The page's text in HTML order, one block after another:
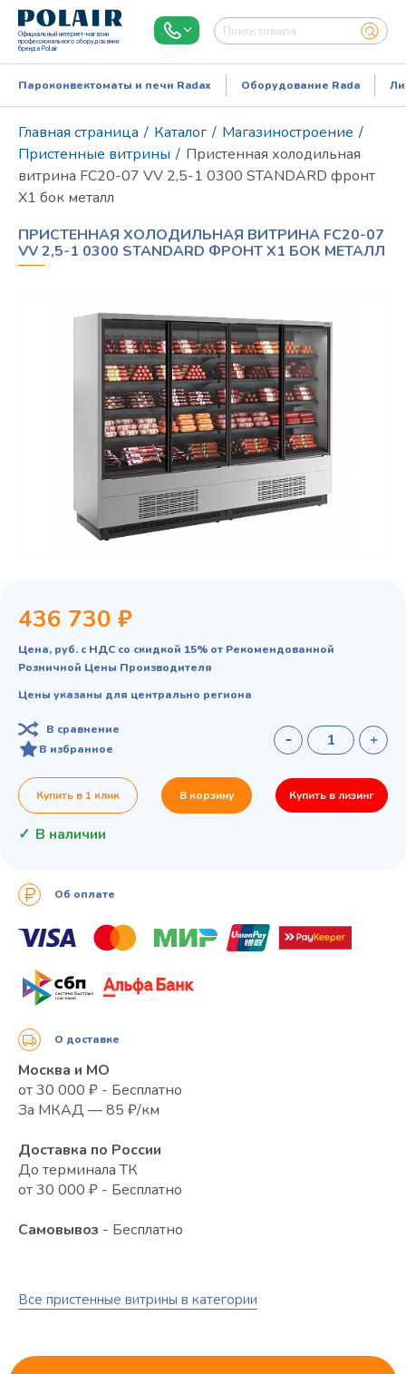
Официальный интернет-магазин
профессионального оборудования
бренда Polair
Режим работы:
Пароконвектоматы и печи Radax Оборудование Rada
Главная страница / Каталог / Магазиностроение /
Пристенные витрины / Пристенная холодильная
витрина FC20-07 VV 2,5-1 0300 STANDARD фронт
X1 бок металл
ПРИСТЕННАЯ ХОЛОДИЛЬНАЯ ВИТРИНА FC20-07
VV 2,5-1 0300 STANDARD ФРОНТ X1 БОК МЕТАЛЛ
Все пристенные витрины в категории
436 730 ₽
Цена, руб. с НДС со скидкой 15% от Рекомендованной
Розничной Цены Производителя
Цены указаны для центрально региона
В сравнение
В избранное
Купить в 1 клик В корзину Купить в лизинг
В наличии
Об оплате
О доставке
Москва и МО
от 30 000 ₽ - Бесплатно
За МКАД — 85 ₽/км
Доставка по России
До терминала ТК
от 30 000 ₽ - Бесплатно
Самовывоз - Бесплатно